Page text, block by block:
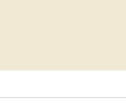
Control' produktsida